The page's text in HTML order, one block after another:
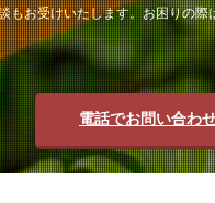
もお受けいたします。お困りの際
電話でお問い合わ